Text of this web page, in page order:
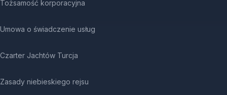
Tożsamość korporacyjna
Umowa o świadczenie usług
Czarter Jachtów Turcja
Zasady niebieskiego rejsu